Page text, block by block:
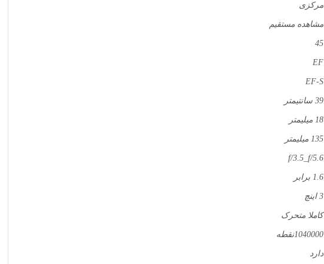
مرکزی
مشاهده مستقیم
45
EF
EF-S
39 سانتیمتر
18 میلیمتر
135 میلیمتر
f/3.5_f/5.6
1.6 برابر
3 اینچ
کاملا متحرک
1040000نقطه
دارد